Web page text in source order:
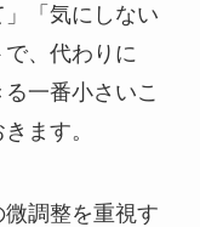
「気にしない
、代わりに
一番小さいこ
ます。
調整を重視す